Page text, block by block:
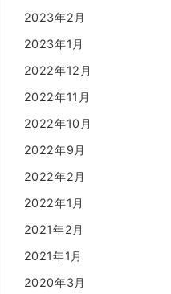
2023年2月
2023年1月
2022年12月
2022年11月
2022年10月
2022年9月
2022年2月
2022年1月
2021年2月
2021年1月
2020年3月